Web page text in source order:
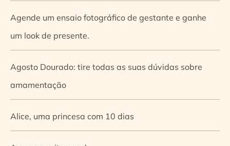
Agende um ensaio fotográfico de gestante e ganhe
um look de presente.
Agosto Dourado: tire todas as suas dúvidas sobre
amamentação
Alice, uma princesa com 10 dias